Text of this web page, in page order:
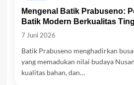
Mengenal Batik Prabuseno:
Batik Modern Berkualitas
7 Juni 2026
Batik Prabuseno menghadirkan
yang memadukan nilai budaya
kualitas bahan, dan…